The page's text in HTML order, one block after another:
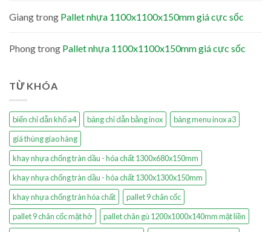
Giangtrong Pallet nhựa 1100x1100x150mm giá cực sốc
Phongtrong Pallet nhựa 1100x1100x150mm giá cực sốc
TỪ KHÓA
biển chỉ dẫn khổ a4 bảng chỉ dẫn bằng inox
bảng menu inox a3
giá thùng giao hàng
khay nhựa chống tràn dầu - hóa chất 1300x680x150mm
khay nhựa chống tràn dầu - hóa chất 1300x1300x150mm
khay nhựa chống tràn hóa chất
pallet 9 chân cốc
pallet 9 chân cốc mặt hở
pallet chân gù 1200x1000x140mm mặt liền